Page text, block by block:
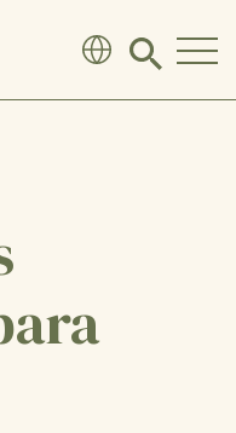
Click
search